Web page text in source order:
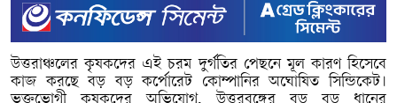
উত্তরাঞ্চলের কৃষকদের এই চরম দুর্গতির পেছনে মূল কারণ হিসেবে
কাজ করছে বড় বড় কর্পোরেট কোম্পানির অঘোষিত সিন্ডিকেট।
ভুক্তভোগী কৃষকদের অভিযোগ, উত্তরবঙ্গের বড় বড় ধানের